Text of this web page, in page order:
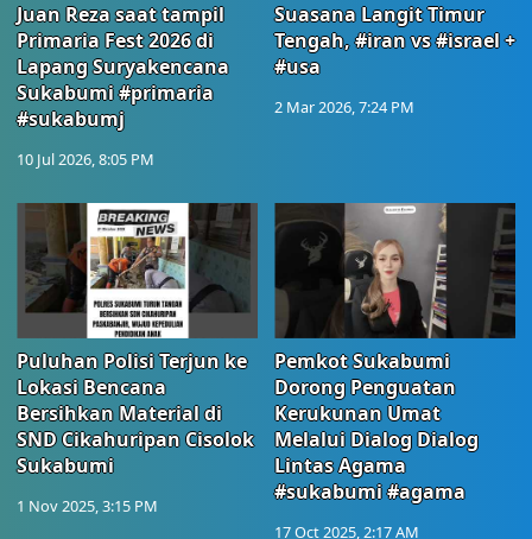
Juan Reza saat tampil
Primaria Fest 2026 di
Lapang Suryakencana
Sukabumi #primaria
#sukabumj
10 Jul 2026, 8:05 PM
Suasana Langit Timur
Tengah, #iran vs #israel +
#usa
2 Mar 2026, 7:24 PM
Puluhan Polisi Terjun ke
Lokasi Bencana
Bersihkan Material di
SND Cikahuripan Cisolok
Sukabumi
1 Nov 2025, 3:15 PM
Pemkot Sukabumi
Dorong Penguatan
Kerukunan Umat
Melalui Dialog Dialog
Lintas Agama
#sukabumi #agama
17 Oct 2025, 2:17 AM